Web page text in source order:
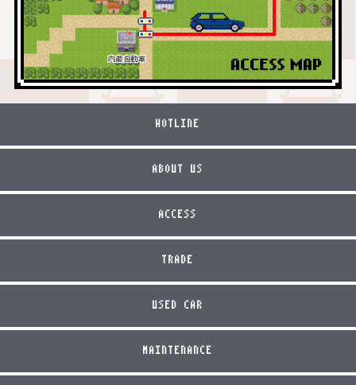
HOTLINE
ABOUT US
ACCESS
TRADE
USED CAR
MAINTENANCE